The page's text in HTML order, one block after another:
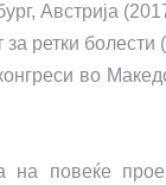
Австрија
ретки
во
на повеќе